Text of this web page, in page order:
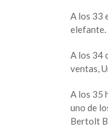
A los 33
elefante.
A los 34
ventas,
A los 35
uno de
Bertolt